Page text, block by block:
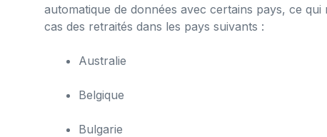
automatique de données avec certains pays, ce
cas des retraités dans les pays suivants :
Australie
Belgique
Bulgarie